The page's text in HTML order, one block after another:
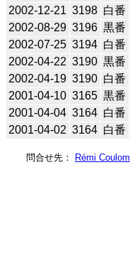
2002-12-21 3198 白番
2002-08-29 3196 黒番
2002-07-25 3194 白番
2002-04-22 3190 黒番
2002-04-19 3190 白番
2001-04-10 3165 黒番
2001-04-04 3164 白番
2001-04-02 3164 白番
問合せ先： Rémi Coulom